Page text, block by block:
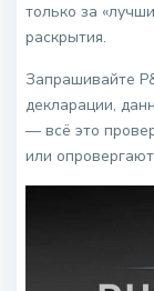
только за
раскрытия.
Запрашивайте
декларации,
— всё это
или